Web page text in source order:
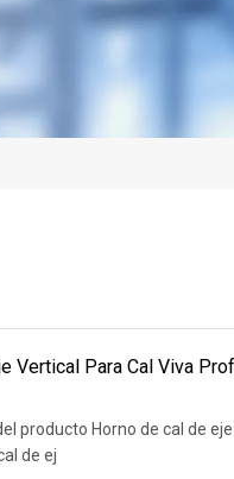
Vertical Para Cal Viva
producto Horno de cal de
de ej